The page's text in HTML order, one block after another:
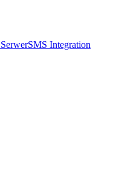
SerwerSMS Integration